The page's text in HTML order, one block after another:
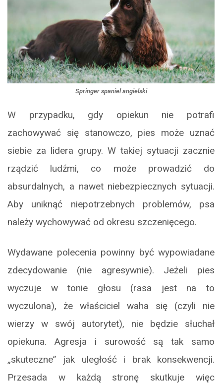
Springer spaniel angielski
W przypadku, gdy opiekun nie potrafi
zachowywać się stanowczo, pies może uznać
siebie za lidera grupy. W takiej sytuacji zacznie
rządzić ludźmi, co może prowadzić do
absurdalnych, a nawet niebezpiecznych sytuacji.
Aby uniknąć niepotrzebnych problemów, psa
należy wychowywać od okresu szczenięcego.
Wydawane polecenia powinny być wypowiadane
zdecydowanie (nie agresywnie). Jeżeli pies
wyczuje w tonie głosu (rasa jest na to
wyczulona), że właściciel waha się (czyli nie
wierzy w swój autorytet), nie będzie słuchał
opiekuna. Agresja i surowość są tak samo
„skuteczne” jak uległość i brak konsekwencji.
Przesada w każdą stronę skutkuje więc